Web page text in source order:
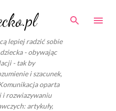
zawartości
lepiej radzić sobie
- obywając
- tak by
i szacunek,
oparta
i rozwiazywaniu
artykuły,